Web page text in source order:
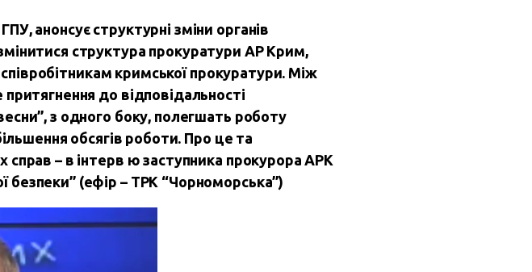
анонсує структурні зміни органів
структура прокуратури АР Крим,
кримської прокуратури. Між
до відповідальності
з одного боку, полегшать роботу
обсягів роботи. Про це та
справ – в інтерв ю заступника прокурора АРК
(ефір – ТРК “Чорноморська”)